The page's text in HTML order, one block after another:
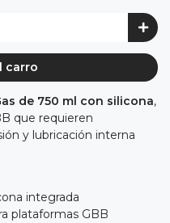
carro
de 750 ml con silicona,
que requieren
y lubricación interna
integrada
plataformas GBB